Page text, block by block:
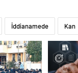
İddianamede Kan